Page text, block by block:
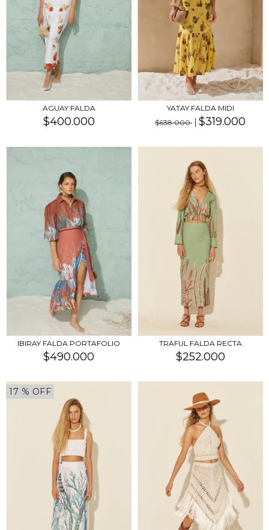
AGUAY FALDA
$400.000
YATAY FALDA MIDI
$638.000
$319.000
IBIRAY FALDA PORTAFOLIO
$490.000
TRAFUL FALDA RECTA
$252.000
17 % OFF